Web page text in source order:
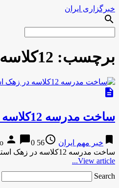
خبرگزاری ایران
search
برچسب: 12کلاسه و
description
ساخت مدرسه 12کلاسه در زهک استان سيستان و بلوچستان
bookmark خبر مهم ایران access_time
56 years ago
person chat_bubble0
ساخت مدرسه 12کلاسه در زهک استان سيستان و بلوچستان به گزارش مركز اطلاع رساني و روابط عمومي وزارت آموزش و …
View article...
Search …